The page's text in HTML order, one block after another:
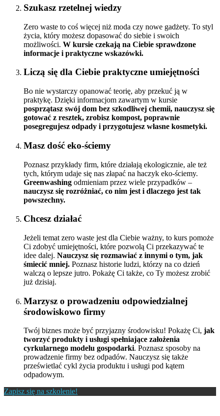
Szukasz rzetelnej wiedzy
Zero waste to coś więcej niż moda czy nowe gadżety. To styl
życia, który możesz dopasować do siebie i swoich
możliwości. W kursie czekają na Ciebie sprawdzone
informacje i praktyczne wskazówki.
Liczą się dla Ciebie praktyczne umiejętności
Bo nie wystarczy opanować teorię, aby przekuć ją w
praktykę. Dzięki informacjom zawartym w kursie
posprzątasz swój dom bez szkodliwej chemii, nauczysz się
gotować z resztek, zrobisz kompost, poprawnie
posegregujesz odpady i przygotujesz własne kosmetyki.
Masz dość eko-ściemy
Poznasz przykłady firm, które działają ekologicznie, ale też
tych, którym udaje się nas złapać na haczyk eko-ściemy.
Greenwashing odmieniam przez wiele przypadków –
nauczysz się rozróżniać, co nim jest i dlaczego jest tak
powszechny.
Chcesz działać
Jeżeli temat zero waste jest dla Ciebie ważny, to kurs pomoże
Ci zdobyć umiejętności, które pozwolą Ci przekazywać te
idee dalej. Nauczysz się rozmawiać z innymi o tym, jak
śmiecić mniej. Poznasz historie ludzi, którzy na co dzień
walczą o lepsze jutro. Pokażę Ci także, co Ty możesz zrobić
już dzisiaj.
Marzysz o prowadzeniu odpowiedzialnej
środowiskowo firmy
Twój biznes może być przyjazny środowisku! Pokażę Ci, jak
tworzyć produkty i usługi spełniające założenia
cyrkularnego modelu gospodarki. Poznasz sposoby na
prowadzenie firmy bez odpadów. Nauczysz się także
prześwietlać cykl życia produktu i usługi pod kątem
odpadowym.
Zapisz się na szkolenie!